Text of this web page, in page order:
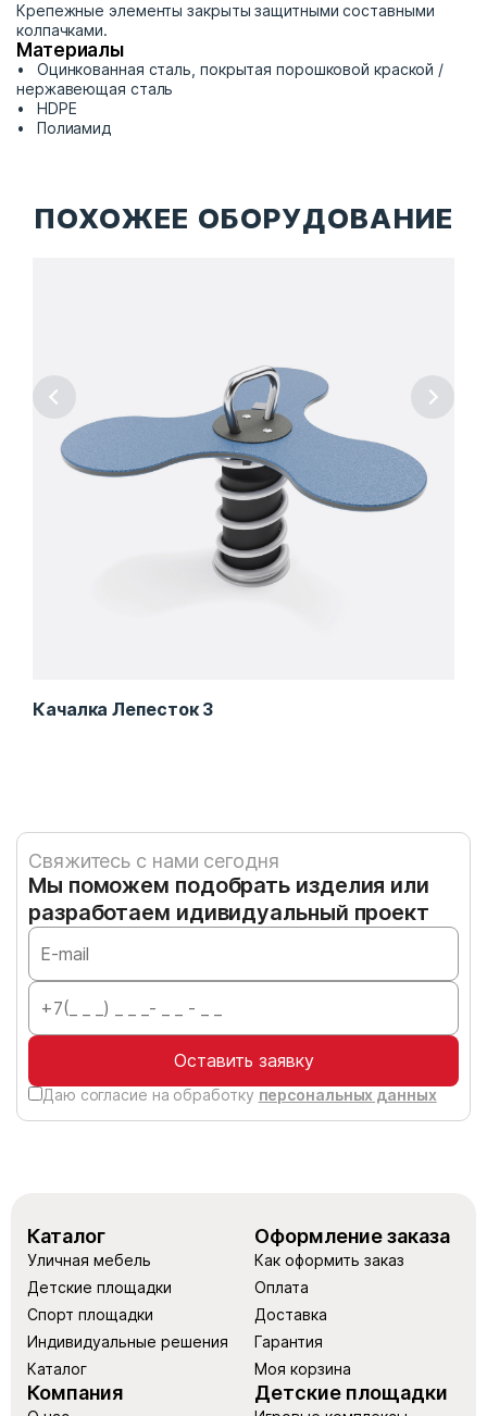
Крепежные элементы закрыты защитными составными
колпачками.
Материалы
Оцинкованная сталь, покрытая порошковой краской /
нержавеющая сталь
HDPE
Полиамид
ПОХОЖЕЕ ОБОРУДОВАНИЕ
Качалка Лепесток 3
Свяжитесь с нами сегодня
Мы поможем подобрать изделия или
разработаем идивидуальный проект
Оставить заявку
Даю согласие на обработку персональных данных
Каталог
Уличная мебель
Детские площадки
Спорт площадки
Индивидуальные решения
Каталог
Оформление заказа
Как оформить заказ
Оплата
Доставка
Гарантия
Моя корзина
Компания Детские площадки